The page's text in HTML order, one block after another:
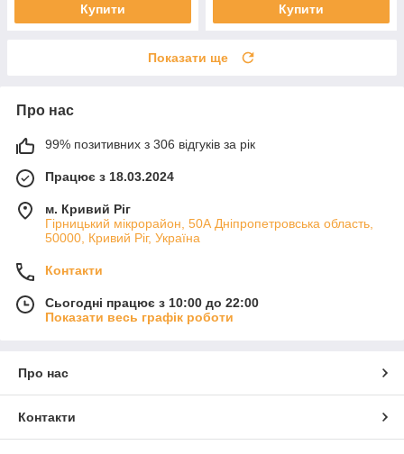
Купити Купити
Показати ще
Про нас
99% позитивних з 306 відгуків за рік
Працює з 18.03.2024
м. Кривий Ріг
Гірницький мікрорайон, 50А Дніпропетровська область,
50000, Кривий Ріг, Україна
Контакти
Сьогодні працює з 10:00 до 22:00
Показати весь графік роботи
Про нас
Контакти